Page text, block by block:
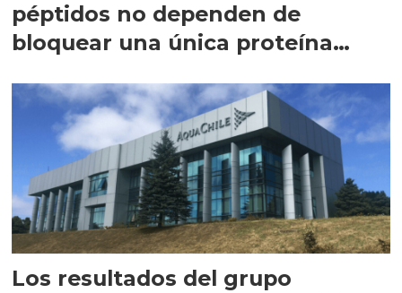
péptidos no dependen de
bloquear una única proteína
Los resultados del grupo